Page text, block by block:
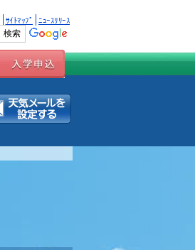
ｻｲﾄﾏｯﾌﾟ ﾆｭｰｽﾘﾘｰｽ